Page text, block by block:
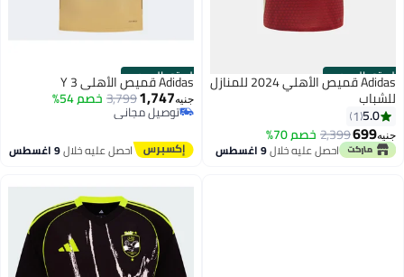
الستور الرسمي Adidas قميص الأهلي 2024 للمنازل
للشباب
5.0
1
جنيه699
2,399خصم 70%
احصل عليه خلال9 اغسطس
الستور الرسمي
Adidas قميص الأهلي 3 Y
جنيه1,747
3,799خصم 54%
توصيل مجاني
توصيل مجاني
احصل عليه خلال9 اغسطس